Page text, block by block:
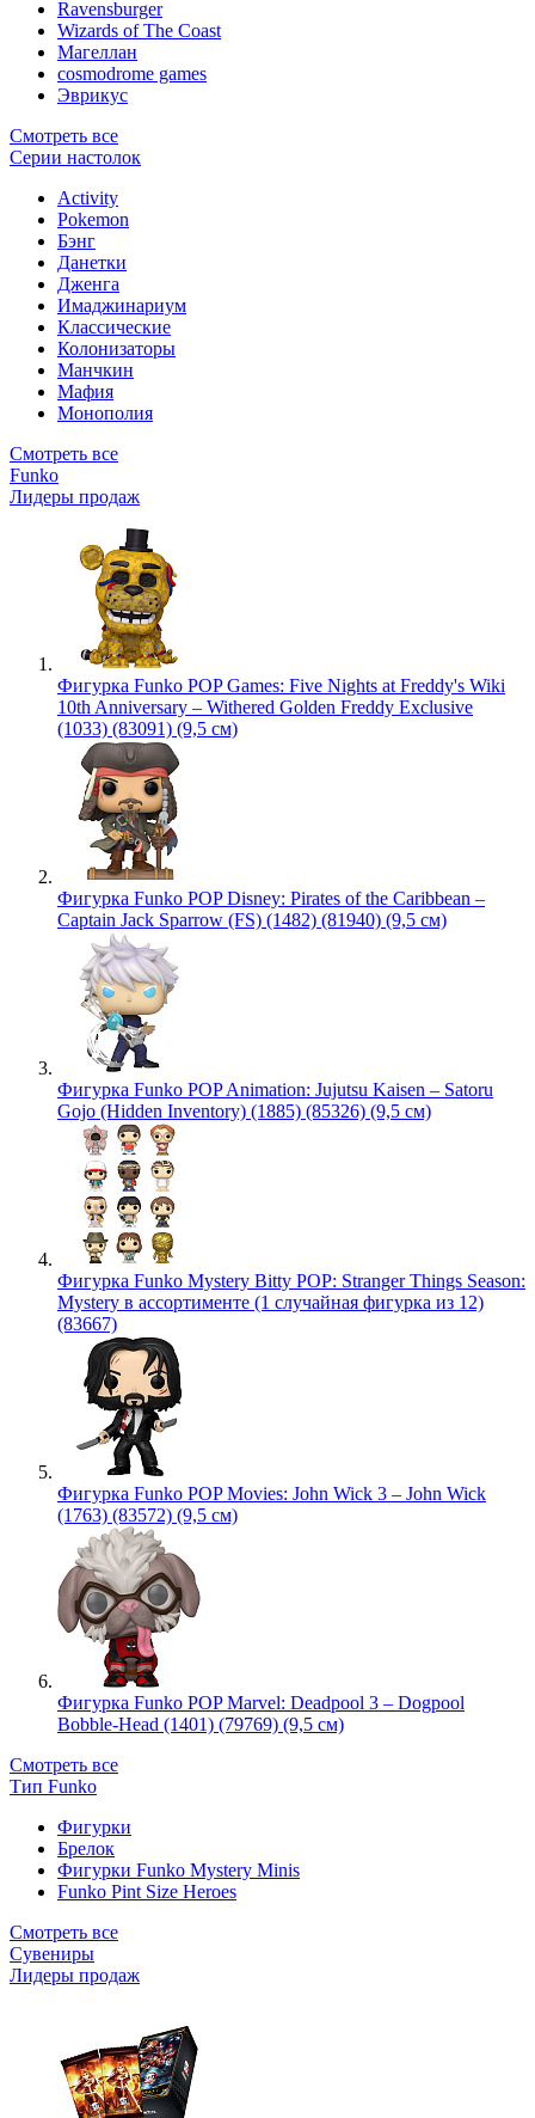
Ravensburger
Wizards of The Coast
Магеллан
сosmodrome games
Эврикус
Смотреть все
Серии настолок
Activity
Pokemon
Бэнг
Данетки
Дженга
Имаджинариум
Классические
Колонизаторы
Манчкин
Мафия
Монополия
Смотреть все
Funko
Лидеры продаж
Фигурка Funko POP Games: Five Nights at Freddy's Wiki
10th Anniversary – Withered Golden Freddy Exclusive
(1033) (83091) (9,5 см)
Фигурка Funko POP Disney: Pirates of the Caribbean –
Captain Jack Sparrow (FS) (1482) (81940) (9,5 см)
Фигурка Funko POP Animation: Jujutsu Kaisen – Satoru
Gojo (Hidden Inventory) (1885) (85326) (9,5 см)
Фигурка Funko Mystery Bitty POP: Stranger Things Season:
Mystery в ассортименте (1 случайная фигурка из 12)
(83667)
Фигурка Funko POP Movies: John Wick 3 – John Wick
(1763) (83572) (9,5 см)
Фигурка Funko POP Marvel: Deadpool 3 – Dogpool
Bobble-Head (1401) (79769) (9,5 см)
Смотреть все
Тип Funko
Фигурки
Брелок
Фигурки Funko Mystery Minis
Funko Pint Size Heroes
Смотреть все
Сувениры
Лидеры продаж